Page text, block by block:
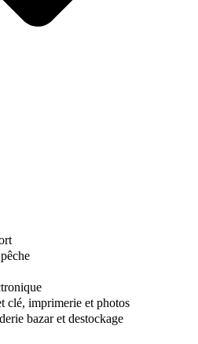
clé, imprimerie et photos
bazar et destockage